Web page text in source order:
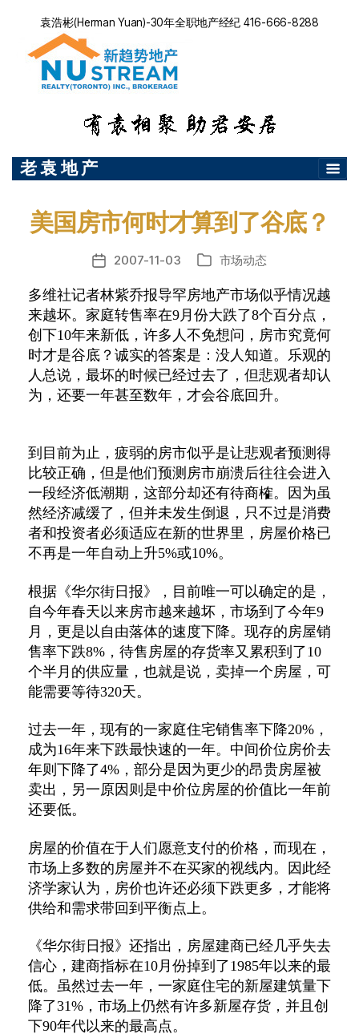
袁浩彬(Herman Yuan)-30年全职地产经纪 416-666-8288
老 袁 地 产
美国房市何时才算到了谷底？
发
日
期
2007-11-03
分 市场动态
多维社记者林紫乔报导罕房地产市场似乎情况越
来越坏。家庭转售率在9月份大跌了8个百分点，
创下10年来新低，许多人不免想问，房市究竟何
时才是谷底？诚实的答案是：没人知道。乐观的
人总说，最坏的时候已经过去了，但悲观者却认
为，还要一年甚至数年，才会谷底回升。
到目前为止，疲弱的房市似乎是让悲观者预测得
比较正确，但是他们预测房市崩溃后往往会进入
一段经济低潮期，这部分却还有待商榷。因为虽
然经济减缓了，但并未发生倒退，只不过是消费
者和投资者必须适应在新的世界里，房屋价格已
不再是一年自动上升5%或10%。
根据《华尔街日报》，目前唯一可以确定的是，
自今年春天以来房市越来越坏，市场到了今年9
月，更是以自由落体的速度下降。现存的房屋销
售率下跌8%，待售房屋的存货率又累积到了10
个半月的供应量，也就是说，卖掉一个房屋，可
能需要等待320天。
过去一年，现有的一家庭住宅销售率下降20%，
成为16年来下跌最快速的一年。中间价位房价去
年则下降了4%，部分是因为更少的昂贵房屋被
卖出，另一原因则是中价位房屋的价值比一年前
还要低。
房屋的价值在于人们愿意支付的价格，而现在，
市场上多数的房屋并不在买家的视线内。因此经
济学家认为，房价也许还必须下跌更多，才能将
供给和需求带回到平衡点上。
《华尔街日报》还指出，房屋建商已经几乎失去
信心，建商指标在10月份掉到了1985年以来的最
低。虽然过去一年，一家庭住宅的新屋建筑量下
降了31%，市场上仍然有许多新屋存货，并且创
下90年代以来的最高点。